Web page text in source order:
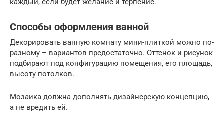
каждый, если будет желание и терпение.
Способы оформления ванной
Декорировать ванную комнату мини-плиткой можно по-
разному – вариантов предостаточно. Оттенок и рисунок
подбирают под конфигурацию помещения, его площадь,
высоту потолков.
Мозаика должна дополнять дизайнерскую концепцию,
а не вредить ей.